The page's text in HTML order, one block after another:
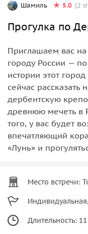
Шамиль 5.0 (2
Прогулка по
Приглашаем вас
городу России —
истории этот
сейчас
дербентскую
древнюю мечеть
того, у вас будет
впечатляющий
«Лунь» и
Место встречи:
Длительность: